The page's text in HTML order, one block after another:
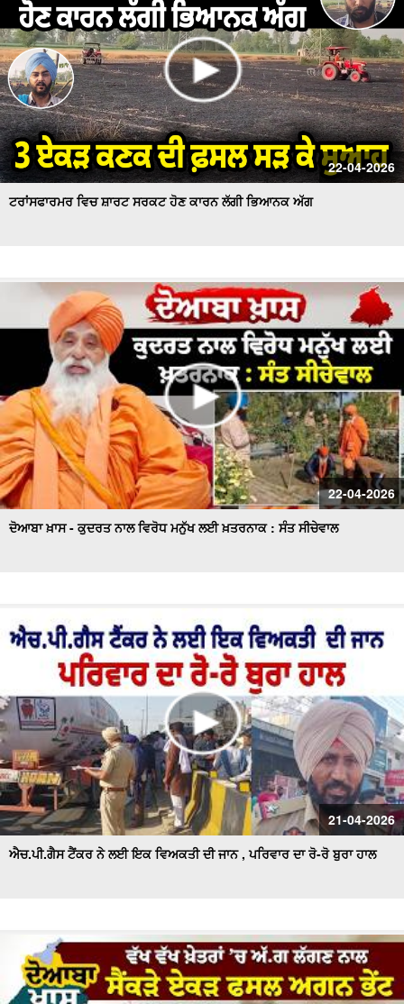
22-04-2026
ਟਰਾਂਸਫਾਰਮਰ ਵਿਚ ਸ਼ਾਰਟ ਸਰਕਟ ਹੋਣ ਕਾਰਨ ਲੱਗੀ ਭਿਆਨਕ ਅੱਗ
22-04-2026
ਦੋਆਬਾ ਖ਼ਾਸ - ਕੁਦਰਤ ਨਾਲ ਵਿਰੋਧ ਮਨੁੱਖ ਲਈ ਖ਼ਤਰਨਾਕ : ਸੰਤ ਸੀਚੇਵਾਲ
21-04-2026
ਐਚ.ਪੀ.ਗੈਸ ਟੈਂਕਰ ਨੇ ਲਈ ਇਕ ਵਿਅਕਤੀ ਦੀ ਜਾਨ , ਪਰਿਵਾਰ ਦਾ ਰੋ-ਰੋ ਬੁਰਾ ਹਾਲ